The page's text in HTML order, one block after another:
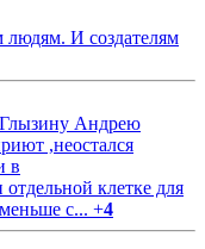
И создателям
Андрею
,неостался
в
клетке для
с... +4